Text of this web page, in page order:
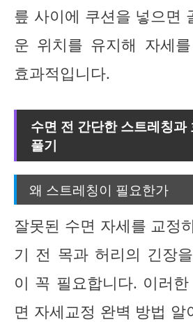
릎 사이에 쿠션을 넣으면
운 위치를 유지해 자세
효과적입니다.
수면 전 간단한 스트레칭과
풀기
왜 스트레칭이 필요한가
잘못된 수면 자세를 교정
기 전 목과 허리의 긴장
이 꼭 필요합니다. 이러
면 자세교정 완벽 방법 알